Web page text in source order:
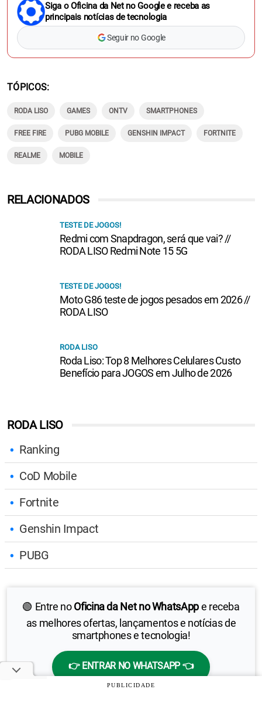
Siga o Oficina da Net no Google e receba as
principais notícias de tecnologia
Seguir no Google
TÓPICOS
RODA LISO GAMES ONTV SMARTPHONES
FREE FIRE PUBG MOBILE GENSHIN IMPACT FORTNITE
REALME MOBILE
RODA LISO
Ranking
CoD Mobile
Fortnite
Genshin Impact
PUBG
🟢 Entre noOficina da Net no WhatsAppe receba
as melhores ofertas, lançamentos e notícias de
smartphones e tecnologia!
👉 ENTRAR NO WHATSAPP 👈
RELACIONADOS
TESTE DE JOGOS!
Redmi com Snapdragon, será que vai? //
RODA LISO Redmi Note 15 5G
TESTE DE JOGOS!
Moto G86 teste de jogos pesados em 2026 //
RODA LISO
RODA LISO
Roda Liso: Top 8 Melhores Celulares Custo
Benefício para JOGOS em Julho de 2026
PUBLICIDADE